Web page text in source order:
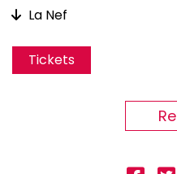
La Nef
Tickets